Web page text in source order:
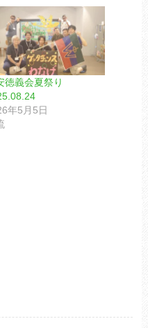
徳義会夏祭り
年5月5日